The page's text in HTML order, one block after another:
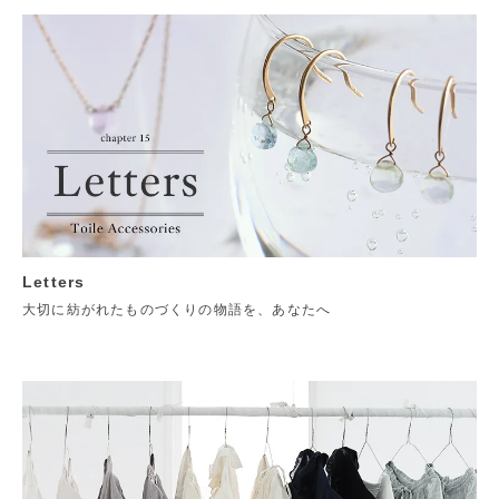
Letters
大切に紡がれたものづくりの物語を、あなたへ